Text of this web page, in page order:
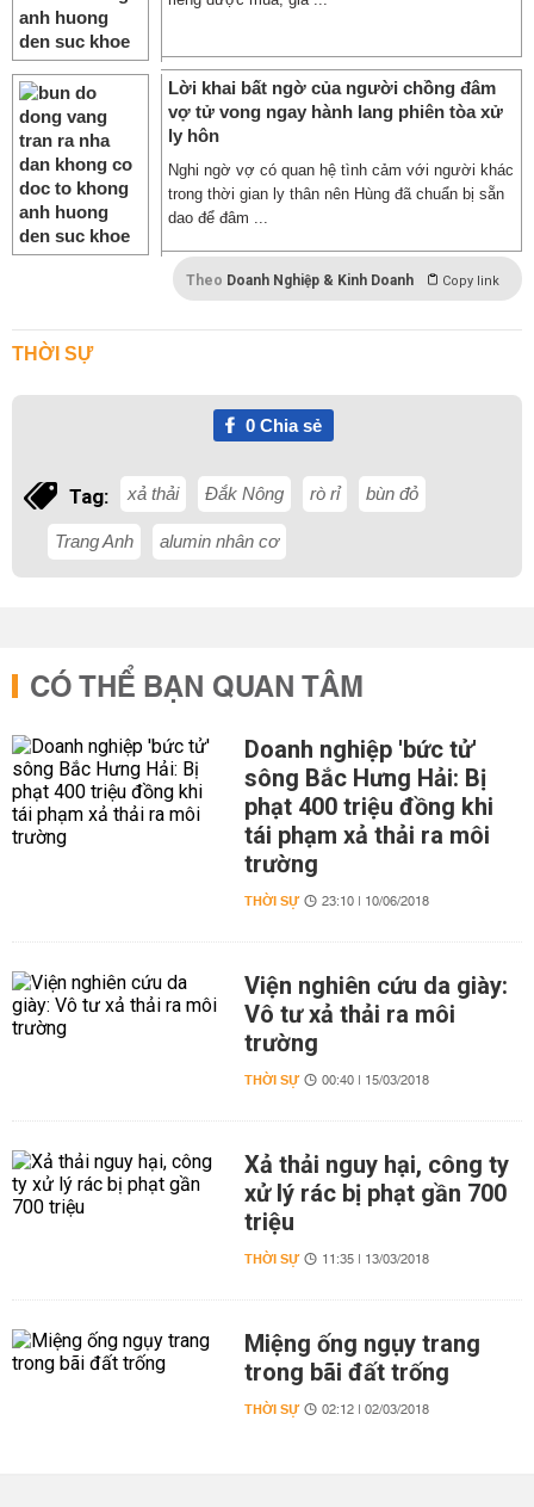
Lời khai bất ngờ của người chồng đâm
vợ tử vong ngay hành lang phiên tòa xử
ly hôn
Nghi ngờ vợ có quan hệ tình cảm với người khác
trong thời gian ly thân nên Hùng đã chuẩn bị sẵn
dao để đâm ...
Theo Doanh Nghiệp & Kinh Doanh Copy link
THỜI SỰ
0Chia sẻ
Tag: xả thải Đắk Nông rò rỉ bùn đỏ
Trang Anh alumin nhân cơ
CÓ THỂ BẠN QUAN TÂM
Doanh nghiệp 'bức tử'
sông Bắc Hưng Hải: Bị
phạt 400 triệu đồng khi
tái phạm xả thải ra môi
trường
THỜI SỰ 23:10 | 10/06/2018
Viện nghiên cứu da giày:
Vô tư xả thải ra môi
trường
THỜI SỰ 00:40 | 15/03/2018
Xả thải nguy hại, công ty
xử lý rác bị phạt gần 700
triệu
THỜI SỰ 11:35 | 13/03/2018
Miệng ống ngụy trang
trong bãi đất trống
THỜI SỰ 02:12 | 02/03/2018